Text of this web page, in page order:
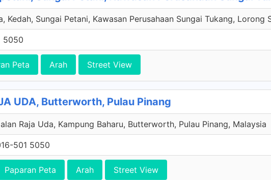
Kedah, Sungai Petani, Kawasan Perusahaan Sungai Tukang, Lorong
5050
Peta Arah Street View
UDA, Butterworth, Pulau Pinang
Raja Uda, Kampung Baharu, Butterworth, Pulau Pinang, Malaysia
501 5050
Paparan Peta Arah Street View